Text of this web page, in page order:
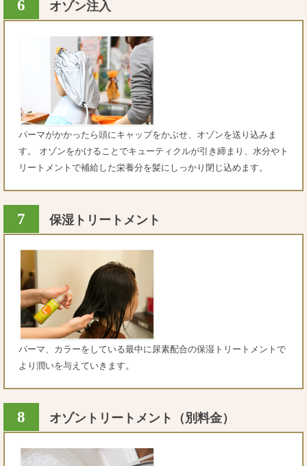
6 オゾン注入
パーマがかかったら頭にキャップをかぶせ、オゾンを送り込みま
す。 オゾンをかけることでキューティクルが引き締まり、水分やト
リートメントで補給した栄養分を髪にしっかり閉じ込めます。
7 保湿トリートメント
パーマ、カラーをしている最中に尿素配合の保湿トリートメントで
より潤いを与えていきます。
8 オゾントリートメント（別料金）